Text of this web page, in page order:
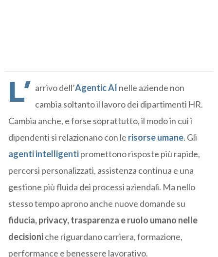
L’ arrivo dell’Agentic AI nelle aziende non
cambia soltanto il lavoro dei dipartimenti HR.
Cambia anche, e forse soprattutto, il modo in cui i
dipendenti si relazionano con le risorse umane. Gli
agenti intelligentipromettono risposte più rapide,
percorsi personalizzati, assistenza continua e una
gestione più fluida dei processi aziendali. Ma nello
stesso tempo aprono anche nuove domande su
fiducia, privacy, trasparenza e ruolo umano nelle
decisioniche riguardano carriera, formazione,
performance e benessere lavorativo.